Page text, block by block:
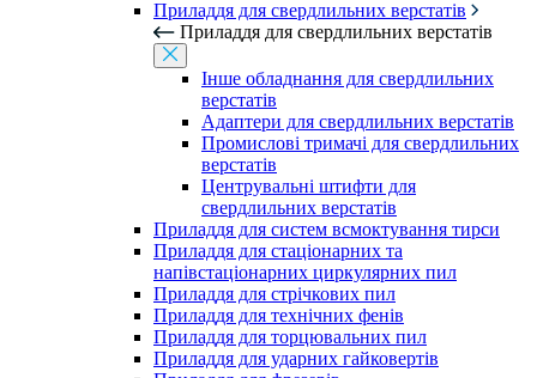
Приладдя для свердлильних верстатів
Приладдя для свердлильних верстатів
Інше обладнання для свердлильних
верстатів
Адаптери для свердлильних верстатів
Промислові тримачі для свердлильних
верстатів
Центрувальні штифти для
свердлильних верстатів
Приладдя для систем всмоктування тирси
Приладдя для стаціонарних та
напівстаціонарних циркулярних пил
Приладдя для стрічкових пил
Приладдя для технічних фенів
Приладдя для торцювальних пил
Приладдя для ударних гайковертів